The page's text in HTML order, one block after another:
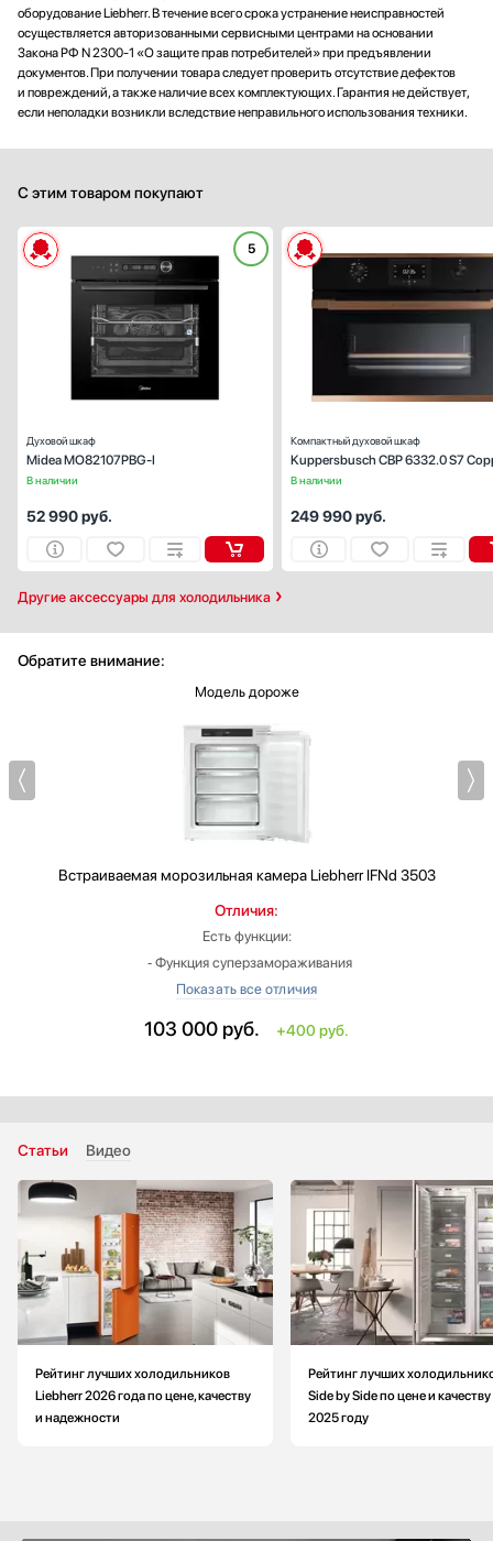
оборудование Liebherr. В течение всего срока устранение неисправностей
осуществляется авторизованными сервисными центрами на основании
Закона РФ N 2300-1 «О защите прав потребителей» при предъявлении
документов. При получении товара следует проверить отсутствие дефектов
и повреждений, а также наличие всех комплектующих. Гарантия не действует,
если неполадки возникли вследствие неправильного использования техники.
С этим товаром покупают
Другие аксессуары для холодильника
5
В наличии
Духовой шкаф
Midea MO82107PBG-I
Способ подключения:
Ширина (см):
Очистка духовки:
Число режимов работы:
52 990руб.
В наличии
Компактный духовой шкаф
Kuppersbusch CBP 6332.0 S7
249 990руб.
Обратите внимание:
Модель дороже
Встраиваемая морозильная камераLiebherr IFNd 3503
Отличия:
Есть функции:
‐ Функция суперзамораживания
‐ Возможность перевешивания двери
Тип: встраиваемый
Ширина: меньше на 4.1 см
103 000 руб. +400 руб.
Статьи Видео
Рейтинг лучших холодильников
Liebherr 2026 года по цене, качеству
и надежности
Рейтинг лучших
Side by Side по цене и качеству
2025 году